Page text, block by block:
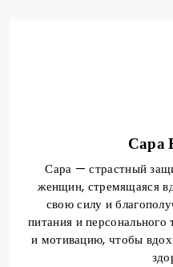
Сара
Сара — страстный
женщин, стремящаяся
свою силу и
питания и персонального
и мотивацию, чтобы